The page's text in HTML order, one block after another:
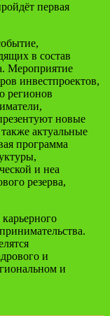
первая
в состав
Мероприятие
инвестпроектов,
регионов
новые
актуальные
программа
и неа
резерва,
и
и